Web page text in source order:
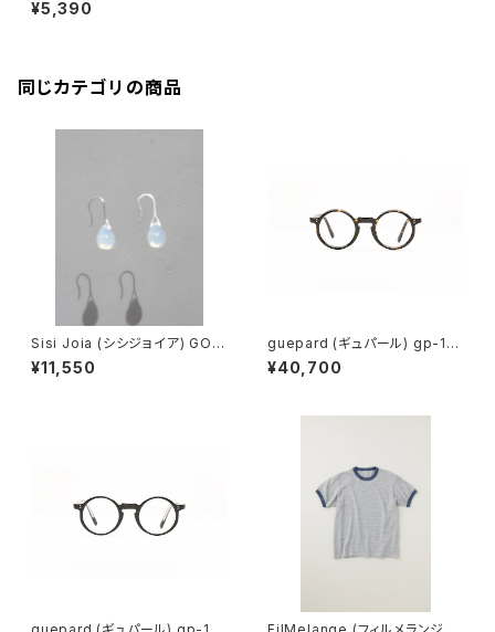
¥5,390
同じカテゴリの商品
Sisi Joia (シシジョイア) GOT
A Mini earrings (Opaline w
hite)
¥11,550
guepard (ギュパール) gp-11
ecaille (clear lens) メガネ
¥40,700